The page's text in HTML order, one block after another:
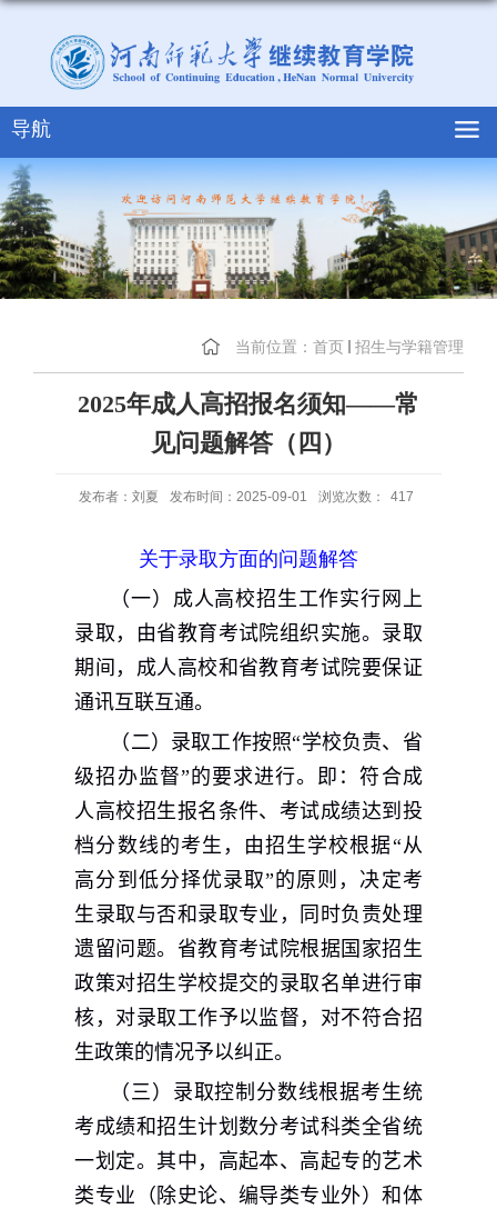
导航
当前位置： 首页 招生与学籍管理
2025年成人高招报名须知——常
见问题解答（四）
发布者：刘夏 发布时间：2025-09-01 浏览次数： 417
关于录取方面的问题解答
（一）成人高校招生工作实行网上
录取，由省教育考试院组织实施。录取
期间，成人高校和省教育考试院要保证
通讯互联互通。
（二）录取工作按照“学校负责、省
级招办监督”的要求进行。即：符合成
人高校招生报名条件、考试成绩达到投
档分数线的考生，由招生学校根据“从
高分到低分择优录取”的原则，决定考
生录取与否和录取专业，同时负责处理
遗留问题。省教育考试院根据国家招生
政策对招生学校提交的录取名单进行审
核，对录取工作予以监督，对不符合招
生政策的情况予以纠正。
（三）录取控制分数线根据考生统
考成绩和招生计划数分考试科类全省统
一划定。其中，高起本、高起专的艺术
类专业（除史论、编导类专业外）和体